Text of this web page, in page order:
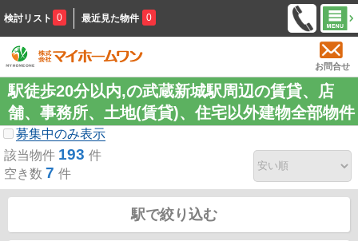
検討リスト 0 最近見た物件 0
お問合せ
駅徒歩20分以内,の武蔵新城駅周辺の賃貸、店
舗、事務所、土地(賃貸)、住宅以外建物全部物件
募集中のみ表示
該当物件 193 件
空き数 7 件
駅で絞り込む